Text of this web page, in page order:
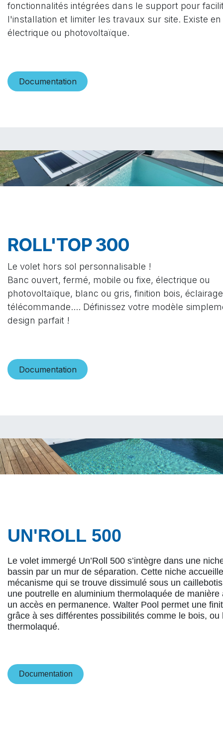
fonctionnalités intégrées dans le support pour
l'installation et limiter les travaux sur site. Existe
électrique ou photovoltaïque.
Documentatio​​n
ROLL'TOP 300
Le volet hors sol personnalisable !
Banc ouvert, fermé, mobile ou fixe, électrique ou
photovoltaïque, blanc ou gris, finition bois,
télécommande.... Définissez votre modèle
design parfait !
Documentatio​​n
UN'ROLL 500
Le volet immergé Un’Roll 500 s’intègre dans une
bassin par un mur de séparation. Cette niche
mécanisme qui se trouve dissimulé sous un
une poutrelle en aluminium thermolaquée de manière
un accès en permanence. Walter Pool permet une
grâce à ses différentes possibilités comme le bois, ou
thermolaqué.
Documentatio​​n